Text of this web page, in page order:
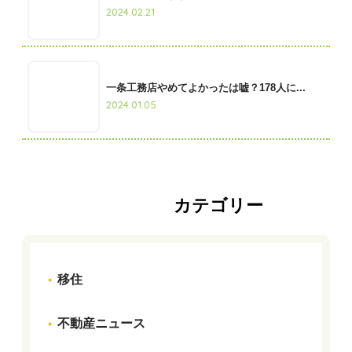
2024.02.21
一条工務店やめてよかったは嘘？178人に...
2024.01.05
カテゴリー
移住
不動産ニュース